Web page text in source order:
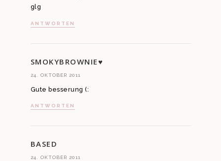
glg
ANTWORTEN
SMOKYBROWNIE♥
24. OKTOBER 2011
Gute besserung (:
ANTWORTEN
BASED
24. OKTOBER 2011